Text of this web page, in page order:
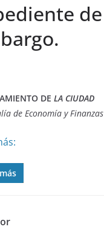
de
DE LA CIUDAD
de Economía y Finanzas